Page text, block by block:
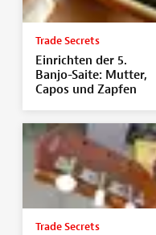
Trade Secrets
Einrichten der 5.
Banjo-Saite: Mutter,
Capos und Zapfen
Trade Secrets